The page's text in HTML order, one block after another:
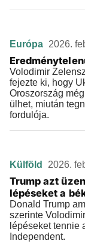
Európa 2026.
Volodimir
fejezte ki, hogy
Oroszország
ülhet, miután
fordulója.
Külföld 2026.
Trump azt
lépéseket a
Donald Trump
szerinte
lépéseket tennie
Independent.